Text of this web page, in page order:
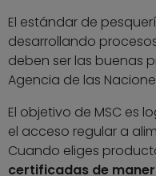
El estándar de
desarrollando
deben ser las buenas
Agencia de las
El objetivo de MSC es
el acceso regular a
Cuando eliges
certificadas de